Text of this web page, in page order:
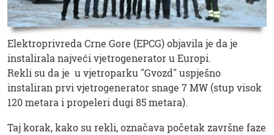
Elektroprivreda Crne Gore (EPCG) objavila je da je
instalirala najveći vjetrogenerator u Europi.
Rekli su da je u vjetroparku "Gvozd" uspješno
instaliran prvi vjetrogenerator snage 7 MW (stup visok
120 metara i propeleri dugi 85 metara).
Taj korak, kako su rekli, označava početak završne faze